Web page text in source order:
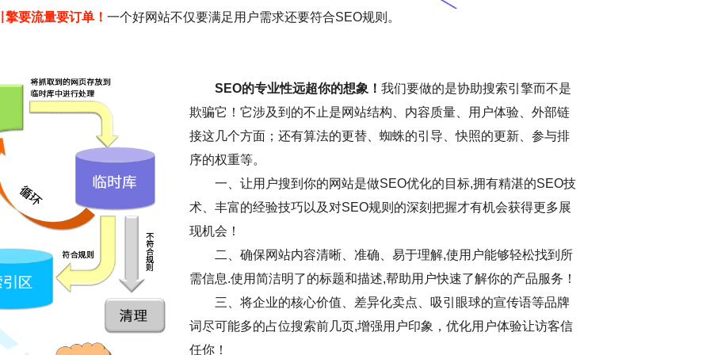
擎要流量要订单！ 一个好网站不仅要满足用户需求还要符合SEO规则。
SEO的专业性远超你的想象！ 我们要做的是协助搜索引擎而不是
欺骗它！它涉及到的不止是网站结构、内容质量、用户体验、外部链
接这几个方面；还有算法的更替、蜘蛛的引导、快照的更新、参与排
序的权重等。
一、让用户搜到你的网站是做SEO优化的目标,拥有精湛的SEO技
术、丰富的经验技巧以及对SEO规则的深刻把握才有机会获得更多展
现机会！
二、确保网站内容清晰、准确、易于理解,使用户能够轻松找到所
需信息.使用简洁明了的标题和描述,帮助用户快速了解你的产品服务！
三、将企业的核心价值、差异化卖点、吸引眼球的宣传语等品牌
词尽可能多的占位搜索前几页,增强用户印象，优化用户体验让访客信
任你！